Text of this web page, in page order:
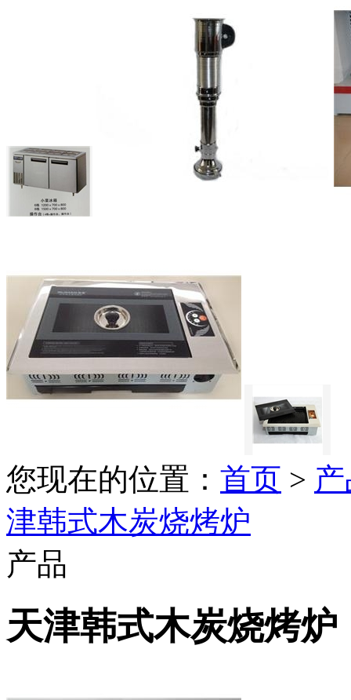
您现在的位置： 首页 >
津韩式木炭烧烤炉
产品
天津韩式木炭烧烤炉